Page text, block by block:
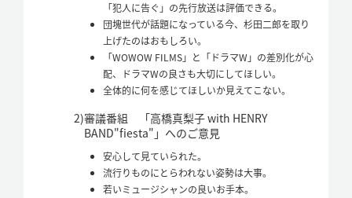
「犯人に告ぐ」の先行放送は評価できる。
団塊世代が話題になっている今、杉田二郎を取り
上げたのはおもしろい。
「WOWOW FILMS」と「ドラマW」の差別化が心
配、ドラマWの良さも大切にしてほしい。
全体的に何を感じてほしいか見えてこない。
2)審議番組 「高橋真梨子 with HENRY
BAND"fiesta"」へのご意見
安心して見ていられた。
流行りものにとらわれない姿勢は大事。
若いミュージシャンの良いお手本。